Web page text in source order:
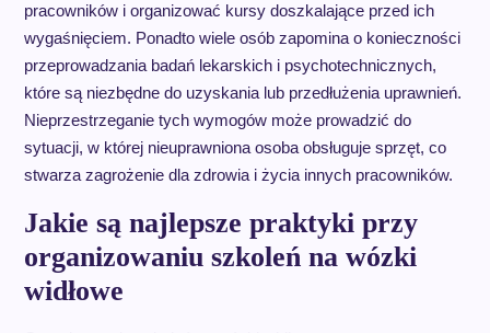
pracowników i organizować kursy doszkalające przed ich
wygaśnięciem. Ponadto wiele osób zapomina o konieczności
przeprowadzania badań lekarskich i psychotechnicznych,
które są niezbędne do uzyskania lub przedłużenia uprawnień.
Nieprzestrzeganie tych wymogów może prowadzić do
sytuacji, w której nieuprawniona osoba obsługuje sprzęt, co
stwarza zagrożenie dla zdrowia i życia innych pracowników.
Jakie są najlepsze praktyki przy
organizowaniu szkoleń na wózki
widłowe